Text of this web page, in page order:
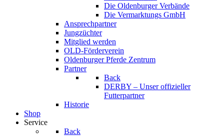
Die Oldenburger Verbände
Die Vermarktungs GmbH
Ansprechpartner
Jungzüchter
Mitglied werden
OLD-Förderverein
Oldenburger Pferde Zentrum
Partner
Back
DERBY – Unser offizieller
Futterpartner
Historie
Shop
Service
Back